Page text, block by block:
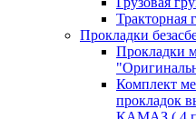
Тракторная
Прокладки
Прокладки
Комплект
прокладок